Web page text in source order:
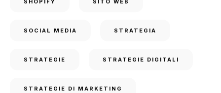
SHOPIFY SITO WEB
SOCIAL MEDIA STRATEGIA
STRATEGIE STRATEGIE DIGITALI
STRATEGIE DI MARKETING